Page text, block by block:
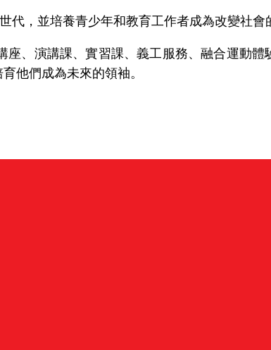
，並培養青少年和教育工作者成為改變社會
、演講課、實習課、義工服務、融合運動體
他們成為未來的領袖。